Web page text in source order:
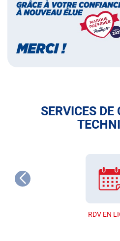
SERVICES DE
RDV EN